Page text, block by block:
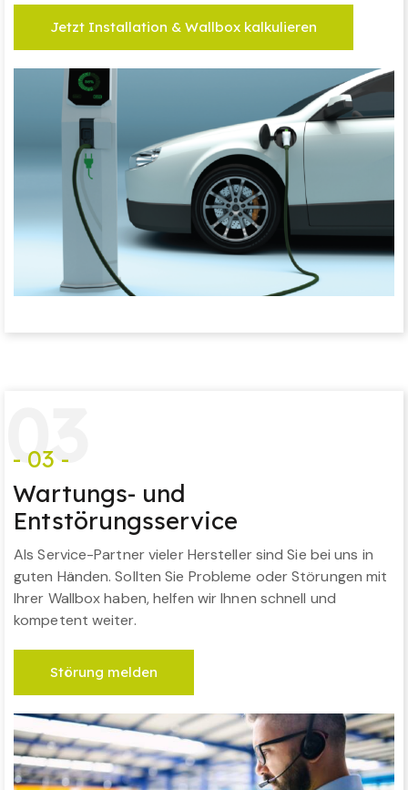
Jetzt Installation & Wallbox kalkulieren
03
- 03 -
Wartungs- und
Entstörungsservice
Als Service-Partner vieler Hersteller sind Sie bei uns in
guten Händen. Sollten Sie Probleme oder Störungen mit
Ihrer Wallbox haben, helfen wir Ihnen schnell und
kompetent weiter.
Störung melden